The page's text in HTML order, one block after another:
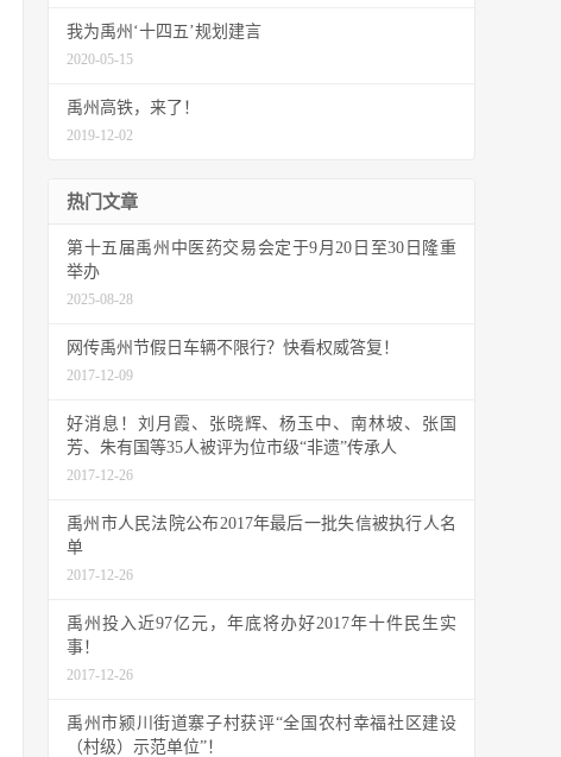
我为禹州‘十四五’规划建言
2020-05-15
禹州高铁，来了！
2019-12-02
热门文章
第十五届禹州中医药交易会定于9月20日至30日隆重
举办
2025-08-28
网传禹州节假日车辆不限行？快看权威答复！
2017-12-09
好消息！刘月霞、张晓辉、杨玉中、南林坡、张国
芳、朱有国等35人被评为位市级“非遗”传承人
2017-12-26
禹州市人民法院公布2017年最后一批失信被执行人名
单
2017-12-26
禹州投入近97亿元，年底将办好2017年十件民生实
事！
2017-12-26
禹州市颍川街道寨子村获评“全国农村幸福社区建设
（村级）示范单位”！